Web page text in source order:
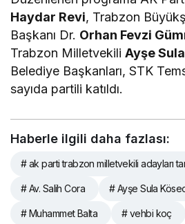
Haydar Revi, Trabzon
Başkanı Dr. Orhan Fevzi
Trabzon MilletvekiliAyşe
Belediye Başkanları, STK
sayıda partili katıldı.
Haberle ilgili daha fazlası:
# ak parti trabzon milletvekili adayları
# Av. Salih Cora # Ayşe Sula
# Muhammet Balta # vehbi koç